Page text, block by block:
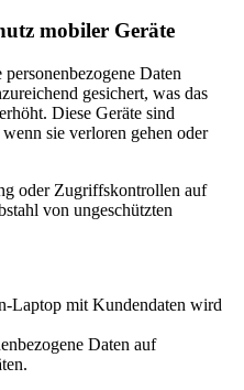
mobiler Geräte
Daten
gesichert, was das
Diese Geräte sind
sie verloren gehen oder
oder Zugriffskontrollen auf
von ungeschützten
Laptop mit Kundendaten wird
Daten auf